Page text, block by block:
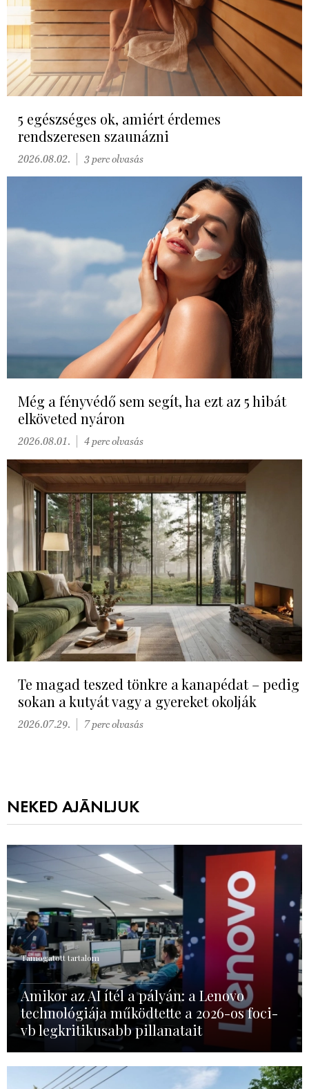
5 egészséges ok, amiért érdemes
rendszeresen szaunázni
2026.08.02. 3 perc olvasás
Még a fényvédő sem segít, ha ezt az 5 hibát
elköveted nyáron
2026.08.01. 4 perc olvasás
Te magad teszed tönkre a kanapédat – pedig
sokan a kutyát vagy a gyereket okolják
2026.07.29. 7 perc olvasás
NEKED AJÁNLJUK
Támogatott tartalom
Amikor az AI ítél a pályán: a Lenovo
technológiája működtette a 2026-os foci-
vb legkritikusabb pillanatait